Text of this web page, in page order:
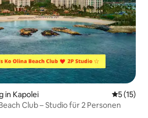
in Kapolei
5 (15)
Club – Studio für 2 Personen